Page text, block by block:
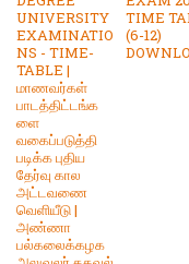
UNIVERSITY
EXAMINATIO
NS - TIME-
TABLE |
மாணவர்கள்
பாடத்திட்டங்க
ளை
வகைப்படுத்தி
படிக்க புதிய
தேர்வு கால
அட்டவணை
வெளியீடு |
அண்ணா
பல்கலைக்கழக
TIME
(6-12)